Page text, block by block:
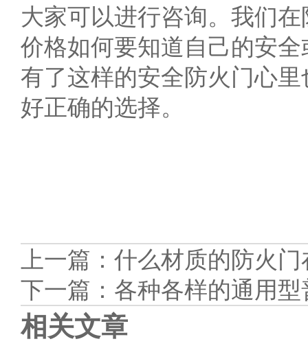
大家可以进行咨询。我们
价格如何要知道自己的安
有了这样的安全防火门心
好正确的选择。
上一篇： 什么材质的防火
下一篇： 各种各样的通用
相关文章